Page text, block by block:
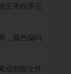
应用程序完
，颜色编码
或智能文件